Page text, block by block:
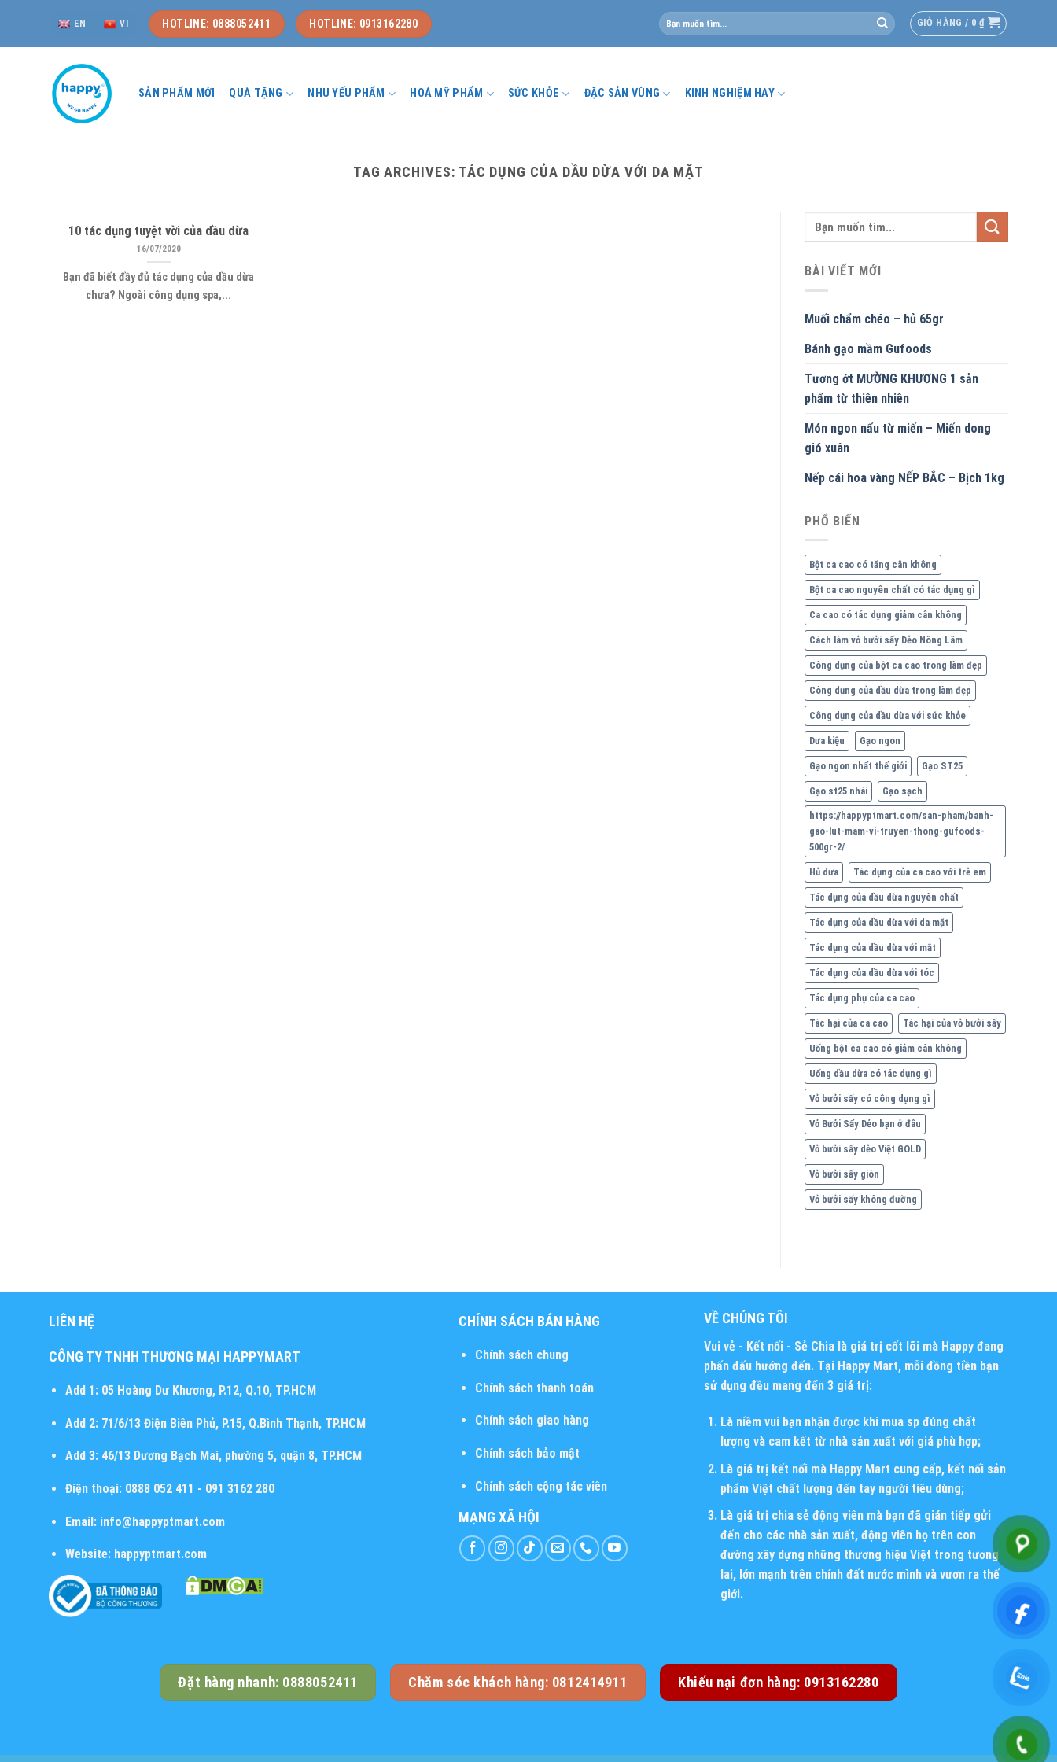
content
EN VI HOTLINE: 0888052411 HOTLINE: 0913162280
Tìm
kiếm:
GIỎ HÀNG / 0 ₫
SẢN PHẨM MỚI QUÀ TẶNG NHU YẾU PHẨM HOÁ MỸ PHẨM SỨC KHỎE ĐẶC SẢN VÙNG KINH NGHIỆM HAY
TAG ARCHIVES: TÁC DỤNG CỦA DẦU DỪA VỚI DA MẶT
10 tác dụng tuyệt vời của dầu dừa
16/07/2020
Bạn đã biết đầy đủ tác dụng của dầu dừa
chưa? Ngoài công dụng spa,...
BÀI VIẾT MỚI
Muối chẩm chéo – hủ 65gr
Bánh gạo mầm Gufoods
Tương ớt MƯỜNG KHƯƠNG 1 sản
phẩm từ thiên nhiên
Món ngon nấu từ miến – Miến dong
gió xuân
Nếp cái hoa vàng NẾP BẮC – Bịch 1kg
PHỔ BIẾN
Bột ca cao có tăng cân không
Bột ca cao nguyên chất có tác dụng gì
Ca cao có tác dụng giảm cân không
Cách làm vỏ bưởi sấy Dẻo Nông Lâm
Công dụng của bột ca cao trong làm đẹp
Công dụng của dầu dừa trong làm đẹp
Công dụng của dầu dừa với sức khỏe
Dưa kiệu Gạo ngon
Gạo ngon nhất thế giới Gạo ST25
Gạo st25 nhái Gạo sạch
https://happyptmart.com/san-pham/banh-
gao-lut-mam-vi-truyen-thong-gufoods-
500gr-2/
Hủ dưa Tác dụng của ca cao với trẻ em
Tác dụng của dầu dừa nguyên chất
Tác dụng của dầu dừa với da mặt
Tác dụng của dầu dừa với mắt
Tác dụng của dầu dừa với tóc
Tác dụng phụ của ca cao
Tác hại của ca cao Tác hại của vỏ bưởi sấy
Uống bột ca cao có giảm cân không
Uống dầu dừa có tác dụng gì
Vỏ bưởi sấy có công dụng gì
Vỏ Bưởi Sấy Dẻo bạn ở đâu
Vỏ bưởi sấy dẻo Việt GOLD
Vỏ bưởi sấy giòn
Vỏ bưởi sấy không đường
LIÊN HỆ
CÔNG TY TNHH THƯƠNG MẠI HAPPYMART
Add 1:05 Hoàng Dư Khương, P.12, Q.10, TP.HCM
Add 2:71/6/13 Điện Biên Phủ, P.15, Q.Bình Thạnh, TP.HCM
Add 3:46/13 Dương Bạch Mai, phường 5, quận 8, TP.HCM
Điện thoại:0888 052 411 - 091 3162 280
Email:info@happyptmart.com
Website: happyptmart.com
CHÍNH SÁCH BÁN HÀNG
Chính sách chung
Chính sách thanh toán
Chính sách giao hàng
Chính sách bảo mật
Chính sách cộng tác viên
MẠNG XÃ HỘI
VỀ CHÚNG TÔI
Vui vẻ - Kết nối - Sẻ Chia là giá trị cốt lõi mà Happy đang
phấn đấu hướng đến. Tại Happy Mart, mỗi đồng tiền bạn
sử dụng đều mang đến 3 giá trị:
Là niềm vui bạn nhận được khi mua sp đúng chất
lượng và cam kết từ nhà sản xuất với giá phù hợp;
Là giá trị kết nối mà Happy Mart cung cấp, kết nối sản
phẩm Việt chất lượng đến tay người tiêu dùng;
Là giá trị chia sẻ động viên mà bạn đã gián tiếp gửi
đến cho các nhà sản xuất, động viên họ trên con
đường xây dựng những thương hiệu Việt trong tương
lai, lớn mạnh trên chính đất nước mình và vươn ra thế
giới.
Đặt hàng nhanh: 0888052411 Chăm sóc khách hàng: 0812414911 Khiếu nại đơn hàng: 0913162280